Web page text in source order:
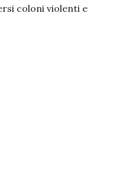
coloni violenti e